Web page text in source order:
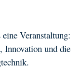
Veranstaltung:
Innovation und die